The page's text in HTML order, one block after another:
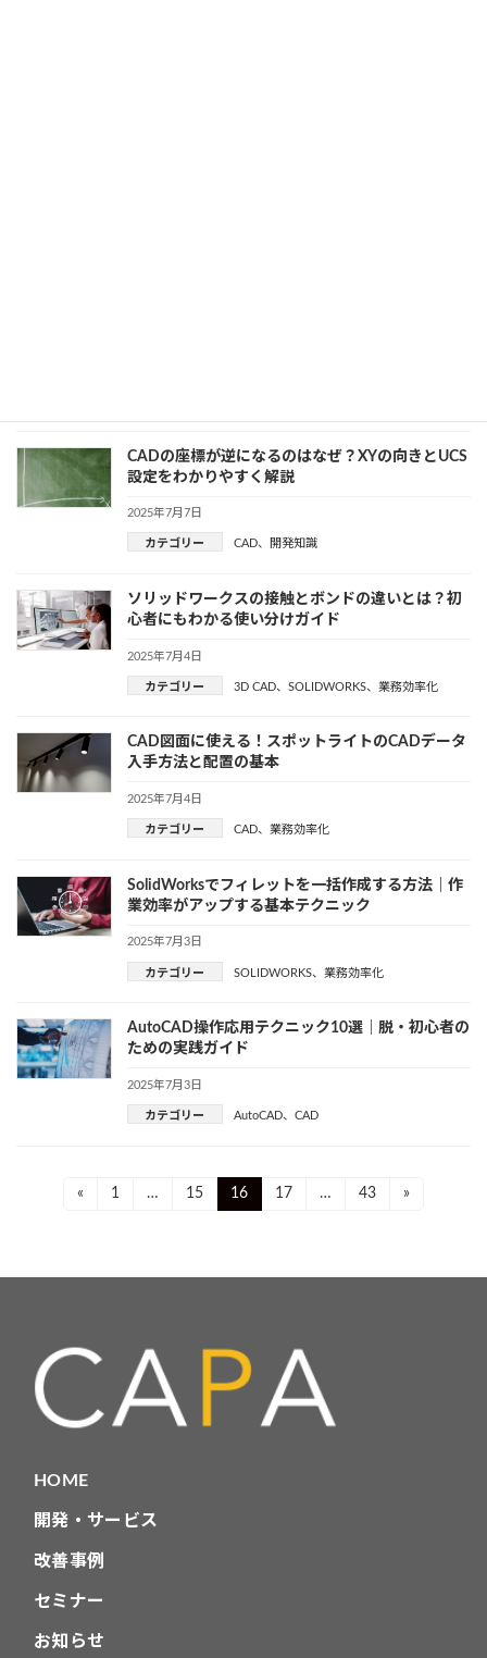
CADの座標が逆になるのはなぜ？XYの向きとUCS
設定をわかりやすく解説
2025年7月7日
カテゴリー CAD、 開発知識
ソリッドワークスの接触とボンドの違いとは？初
心者にもわかる使い分けガイド
2025年7月4日
カテゴリー 3D CAD、 SOLIDWORKS、 業務効率化
CAD図面に使える！スポットライトのCADデータ
入手方法と配置の基本
2025年7月4日
カテゴリー CAD、 業務効率化
SolidWorksでフィレットを一括作成する方法｜作
業効率がアップする基本テクニック
2025年7月3日
カテゴリー SOLIDWORKS、 業務効率化
AutoCAD操作応用テクニック10選｜脱・初心者の
ための実践ガイド
2025年7月3日
カテゴリー AutoCAD、 CAD
ー
シ
ン
« Page
1 … Page
15 Page
16 Page
17 … Page
43 »
HOME
開発・サービス
改善事例
セミナー
お知らせ